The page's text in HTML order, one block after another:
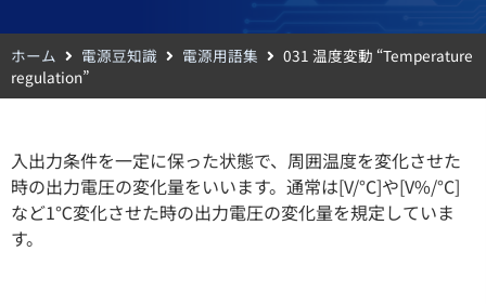
ホーム 電源豆知識 電源用語集
031 温度変動 “Temperature
regulation”
入出力条件を一定に保った状態で、周囲温度を変化させた
時の出力電圧の変化量をいいます。通常は[V/°C]や[V%/°C]
など1℃変化させた時の出力電圧の変化量を規定していま
す。